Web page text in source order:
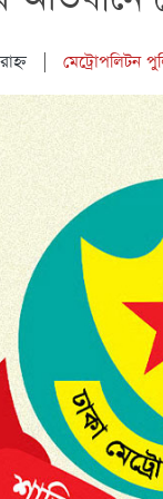
| মেট্রোপলিটন